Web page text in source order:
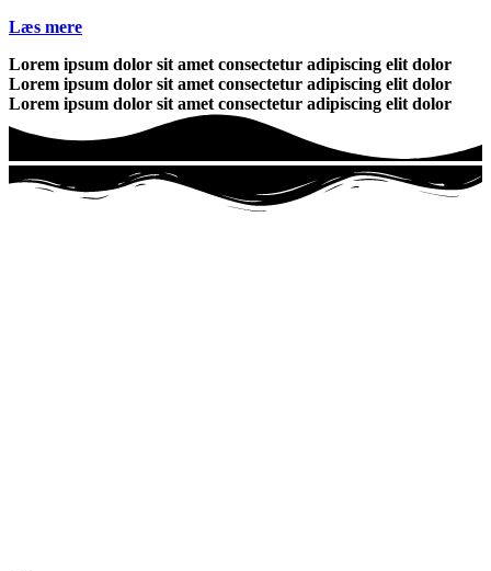
Læs mere
Lorem ipsum dolor sit amet consectetur adipiscing elit dolor
Lorem ipsum dolor sit amet consectetur adipiscing elit dolor
Lorem ipsum dolor sit amet consectetur adipiscing elit dolor